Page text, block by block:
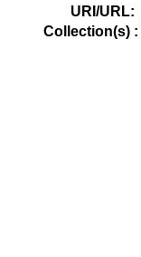
URI/URL:
Collection(s) :